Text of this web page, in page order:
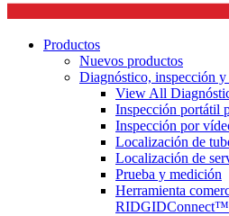
Productos
Nuevos productos
Diagnóstico, inspección
View All
Inspección portátil
Inspección por
Localización de
Localización de
Prueba y medición
Herramienta
RIDGIDConnect™